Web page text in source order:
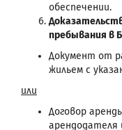
обеспечении.
пребывания в
Документ от
жильем с
или
Договор
арендодателя